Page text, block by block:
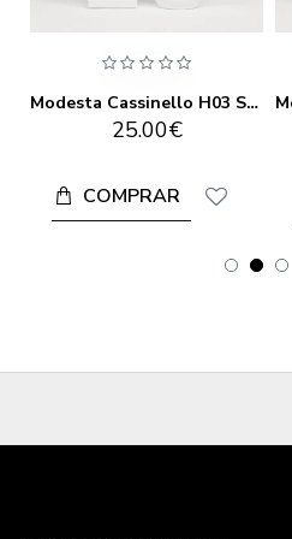
Modesta Cassinello H03 Shine & Energizing Shampoo 250ML
25.00€
COMPRAR